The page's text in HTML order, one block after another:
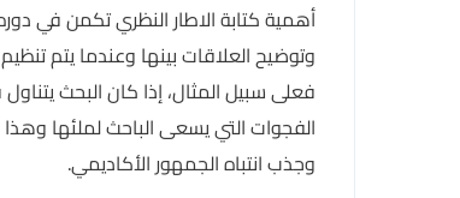
أهمية كتابة الاطار النظري تكمن في
وتوضيح العلاقات بينها وعندما يتم
فعلى سبيل المثال، إذا كان البحث
الفجوات التي يسعى الباحث لملئها
وجذب انتباه الجمهور الأكاديمي.